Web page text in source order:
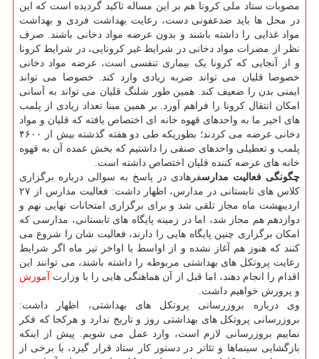
مصوبات ستاد ملی کرونا هم بر این مساله تاکید گردیده است که این
در محل ها باید ضدعفونی دست، رعایت بهداشت فردی و بهداشت
مواد غذایی را داشته باشند و بدون عرضه مواد دخانی باشند. صرف
نظر از مضرات مواد دخانی در شرایط غیر کرونایی، در شرایط کرونا
و از آنجایی که کرونا یک بیماری تنفسی است، عرضه مواد دخانی
خصوصا قلیان می تواند ضربه زیادی وارد کند. خصوصا می تواند
ایمنی بدن را ضعیف کند. همین طور شلنگ قلیان می تواند به آسانی
امکان انتقال کرونا را فراهم آورد. بر همین مبنا تعداد زیادی از پلمب
های اخیر ما به واحدهای قهوه خانه ای اختصاص یافته که قلیان و مواد
دخانی عرضه می کردند؛ بطوریکه طی دو هفته گذشته بیش از ۴۶۰۰
پلمب و تعطیلی واحدهای صنفی را داشتیم که بخش عمده آن به قهوه
خانه های عرضه کننده قلیان اختصاص داشته است.
چگونگی فعالیت مدارسفرهادی در پاسخ به سوالی درباره برگزاری
کلاس های تابستانی در مدارس، اظهار داشت: فعالیت مدارس از ۲۷
اردیبهشت ماه مجاز تلقی شد و برای برگزاری امتحانات نهایی نهم و
دوازدهم هم مجاز شد، اما در زمینه پایگاه های تابستانی، مدارسی که
امکان برگزاری چنین پایگاه هایی را دارند، فعالیت شان را شروع می
کنند که هنوز هم آغاز نشده و از اواسط یا اواخر تیر ماه اگر شرایط
رعایت پروتکل های بهداشتی مربوطه را داشته باشند، می توانند این
اقدام را انجام دهند، اما قبل از آن هماهنگی هایی را با وزارت
آموزش
و پرورش خواهیم داشت.
وی درباره بروزرسانی پروتکل های بهداشتی، اظهار داشت:
بروزرسانی پروتکل های بهداشتی روز و تاریخ ندارد و هرکجا که فکر
نماییم بروزرسانی لازم است، وارد عمل می شویم. پیش از اینکه
بازگشایی سینماها و تئاتر در دستور کار ستاد قرار گیرد، با برخی از